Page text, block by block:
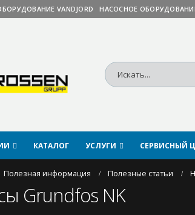
VANDJORD НАСОСНОЕ
КАТАЛОГ УСЛУГИ СЕРВИСНЫЙ
Полезная информация Полезные статьи
Grundfos NK